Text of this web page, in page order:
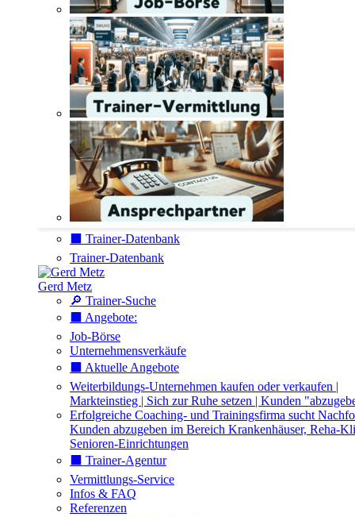
⬛️ Trainer-Datenbank
Trainer-Datenbank
Gerd Metz
🔎 Trainer-Suche
⬛️ Angebote:
Job-Börse
Unternehmensverkäufe
⬛️ Aktuelle Angebote
Weiterbildungs-Unternehmen kaufen oder verkaufen |
Markteinstieg | Sich zur Ruhe setzen | Kunden
Erfolgreiche Coaching- und Trainingsfirma sucht
Kunden abzugeben im Bereich Krankenhäuser, Reha-
Senioren-Einrichtungen
⬛️ Trainer-Agentur
Vermittlungs-Service
Infos & FAQ
Referenzen